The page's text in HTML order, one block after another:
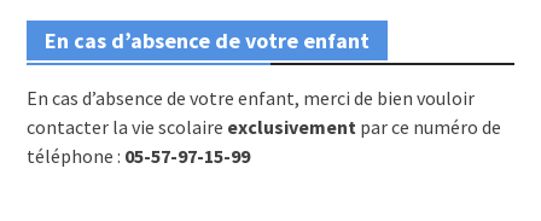
En cas d’absence de votre enfant
En cas d’absence de votre enfant, merci de bien vouloir
contacter la vie scolaire exclusivement par ce numéro de
téléphone : 05-57-97-15-99